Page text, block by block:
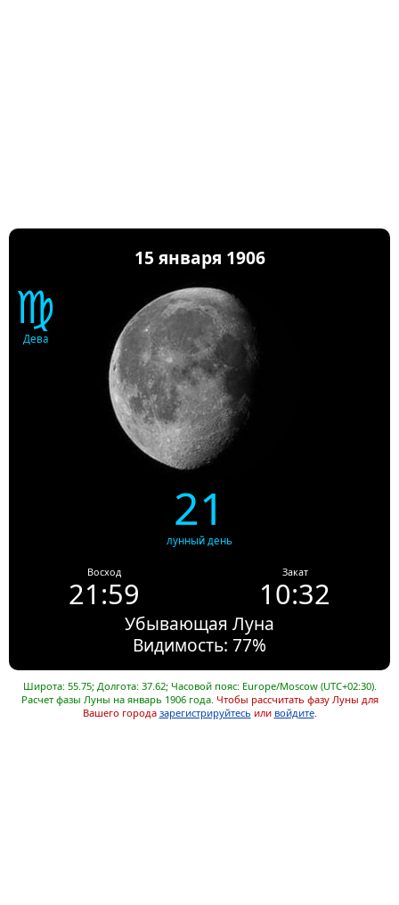
15 января 1906
♍
Дева
21
лунный день
Восход
21:59
Закат
10:32
Убывающая Луна
Видимость: 77%
Широта: 55.75; Долгота: 37.62; Часовой пояс: Europe/Moscow (UTC+02:30).
Расчет фазы Луны на январь 1906 года. Чтобы рассчитать фазу Луны для
Вашего города зарегистрируйтесь или войдите.